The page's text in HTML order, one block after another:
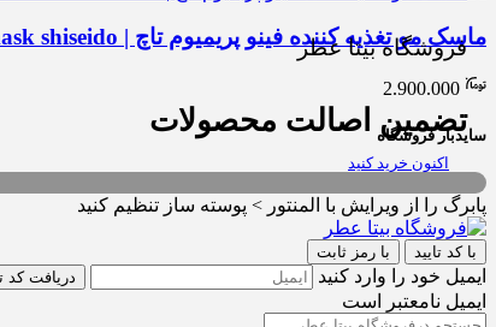
ماسک مو تغذیه کننده فینو پریمیوم تاچ | Fino premium touch feeder hair mask shiseido
2.900.000
سایدبار فروشگاه
فروشگاه بیتا عطر
تضمین اصالت محصولات
اکنون خرید کنید
پابرگ را از ویرایش با المنتور > پوسته ساز تنظیم کنید
با کد تایید با رمز ثابت
ایمیل خود را وارد کنید دریافت کد
ایمیل نامعتبر است